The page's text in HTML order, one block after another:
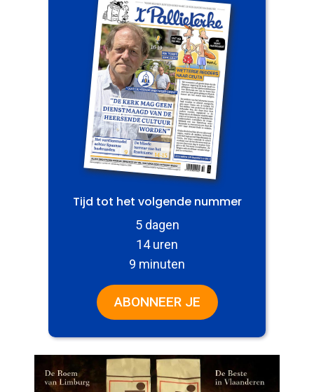
Tijd tot het volgende nummer
5 dagen
14 uren
9 minuten
ABONNEER JE